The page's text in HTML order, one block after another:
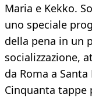
Maria e Kekko.
uno speciale
della pena in un
socializzazione,
da Roma a
Cinquanta tappe